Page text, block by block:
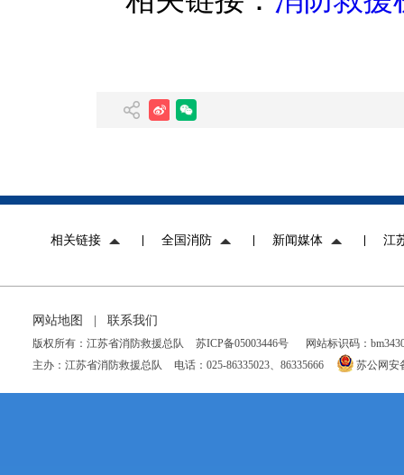
相关链接 全国消防 新闻媒体 江
网站地图 联系我们
版权所有：江苏省消防救援总队 苏ICP备05003446号
网站标识码：
主办：江苏省消防救援总队
电话：025-86335023、86335666 苏公网安